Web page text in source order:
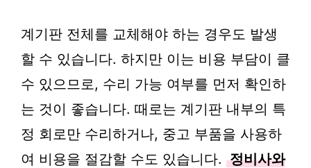
계기판 전체를 교체해야 하는 경우도 발생
할 수 있습니다. 하지만 이는 비용 부담이 클
수 있으므로, 수리 가능 여부를 먼저 확인하
는 것이 좋습니다. 때로는 계기판 내부의 특
정 회로만 수리하거나, 중고 부품을 사용하
여 비용을 절감할 수도 있습니다. 정비사와